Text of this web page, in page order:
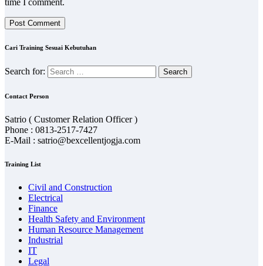
Cari Training Sesuai Kebutuhan
Search for:
Contact Person
Satrio ( Customer Relation Officer )
Phone : 0813-2517-7427
E-Mail : satrio@bexcellentjogja.com
Training List
Civil and Construction
Electrical
Finance
Health Safety and Environment
Human Resource Management
Industrial
IT
Legal